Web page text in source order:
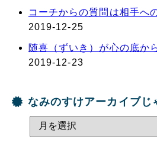
コーチからの質問は相手へ
2019-12-25
随喜（ずいき）が心の底か
2019-12-23
なみのすけアーカイブじ